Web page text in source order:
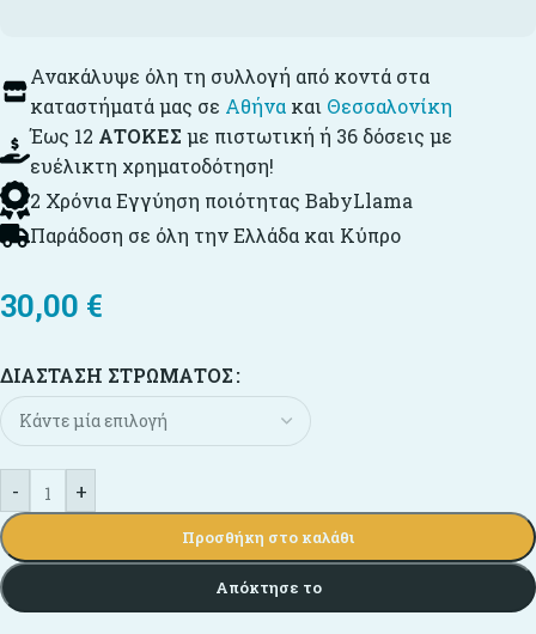
Ανακάλυψε όλη τη συλλογή από κοντά στα
καταστήματά μας σε Αθήνα και Θεσσαλονίκη
Έως 12 ΑΤΟΚΕΣ με πιστωτική ή 36 δόσεις με
ευέλικτη χρηματοδότηση!
2 Χρόνια Εγγύηση ποιότητας BabyLlama
Παράδοση σε όλη την Ελλάδα και Κύπρο
30,00 €
ΔΙΆΣΤΑΣΗ ΣΤΡΏΜΑΤΟΣ
- +
Προσθήκη στο καλάθι
Απόκτησε το